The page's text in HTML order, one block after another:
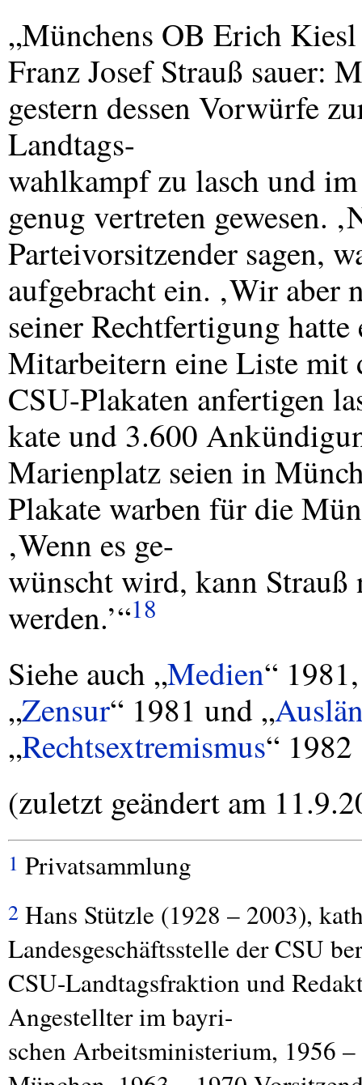
„Münchens OB Erich
Franz Josef Strauß sauer:
gestern dessen Vorwürfe
Landtags-
wahlkampf zu lasch und
genug vertreten gewesen.
Parteivorsitzender sagen,
aufgebracht ein. ‚Wir aber
seiner Rechtfertigung
Mitarbeitern eine Liste mit
CSU-Plakaten anfertigen
kate und 3.600
Marienplatz seien in
Plakate warben für die
‚Wenn es ge-
wünscht wird, kann
werden.’“18
Siehe auch „Medien“
„Zensur“ 1981 und „
„Rechtsextremismus“ 1982
(zuletzt geändert am
1 Privatsammlung
2 Hans Stützle (1928 – 2003),
Landesgeschäftsstelle derCSU
CSU-Landtagsfraktion und
Angestellter im bayri-
schen Arbeitsministerium, 1956